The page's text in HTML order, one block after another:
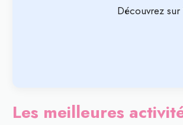
Découvrez sur
Les meilleures